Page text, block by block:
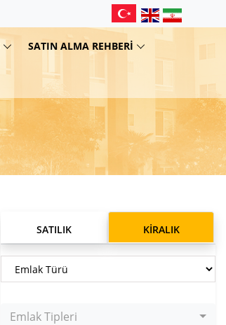
SATIN ALMA REHBERI
SATILIK KIRALIK
Emlak Tipleri